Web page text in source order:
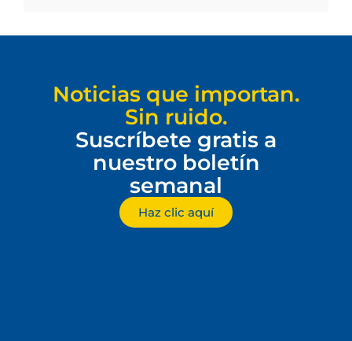
Noticias que importan.
Sin ruido.
Suscríbete gratis a
nuestro boletín
semanal
Haz clic aquí